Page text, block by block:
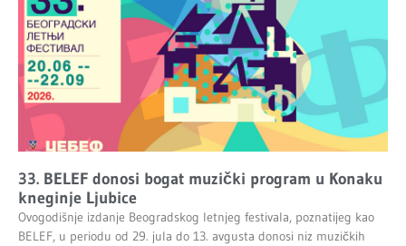
33. BELEF donosi bogat muzički program u Konaku
kneginje Ljubice
Ovogodišnje izdanje Beogradskog letnjeg festivala, poznatijeg kao
BELEF, u periodu od 29. jula do 13. avgusta donosi niz muzičkih